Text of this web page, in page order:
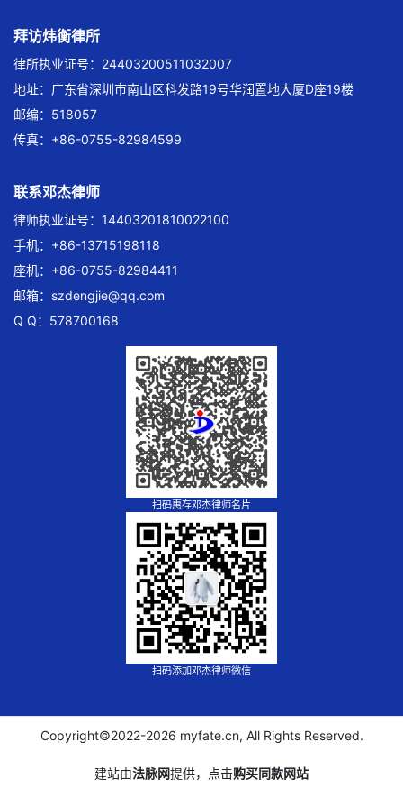
拜访炜衡律所
律所执业证号：24403200511032007
地址：广东省深圳市南山区科发路19号华润置地大厦D座19楼
邮编：518057
传真：+86-0755-82984599
联系邓杰律师
律师执业证号：14403201810022100
手机：+86-13715198118
座机：+86-0755-82984411
邮箱： szdengjie@qq.com
Q Q：578700168
扫码惠存邓杰律师名片
扫码添加邓杰律师微信
Copyright©2022-2026 myfate.cn, All Rights Reserved.
建站由法脉网提供，点击购买同款网站